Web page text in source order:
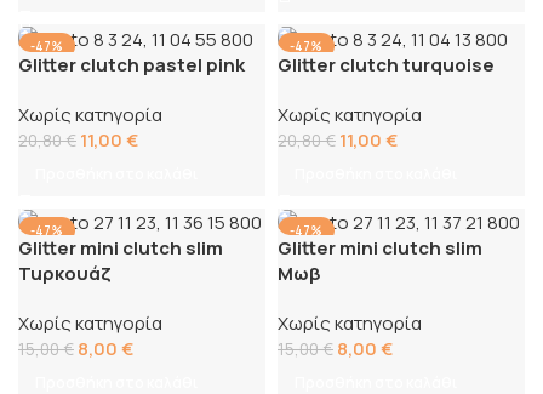
-47%
Glitter clutch pastel pink
Χωρίς κατηγορία
20,80€ 11,00€
-47%
Glitter clutch turquoise
Χωρίς κατηγορία
20,80€ 11,00€
-47%
Glitter mini clutch slim
Tuρκουάζ
Χωρίς κατηγορία
15,00€ 8,00€
-47%
Glitter mini clutch slim
Μωβ
Χωρίς κατηγορία
15,00€ 8,00€